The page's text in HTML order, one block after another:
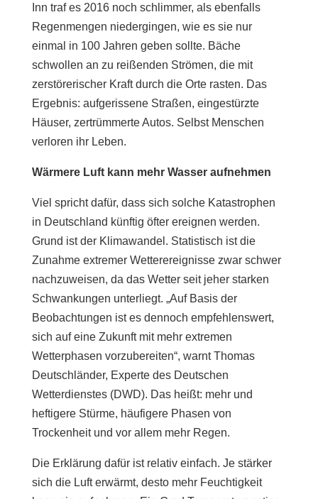
Inn traf es 2016 noch schlimmer, als ebenfalls
Regenmengen niedergingen, wie es sie nur
einmal in 100 Jahren geben sollte. Bäche
schwollen an zu reißenden Strömen, die mit
zerstörerischer Kraft durch die Orte rasten. Das
Ergebnis: aufgerissene Straßen, eingestürzte
Häuser, zertrümmerte Autos. Selbst Menschen
verloren ihr Leben.
Wärmere Luft kann mehr Wasser aufnehmen
Viel spricht dafür, dass sich solche Katastrophen
in Deutschland künftig öfter ereignen werden.
Grund ist der Klimawandel. Statistisch ist die
Zunahme extremer Wetterereignisse zwar schwer
nachzuweisen, da das Wetter seit jeher starken
Schwankungen unterliegt. „Auf Basis der
Beobachtungen ist es dennoch empfehlenswert,
sich auf eine Zukunft mit mehr extremen
Wetterphasen vorzubereiten“, warnt Thomas
Deutschländer, Experte des Deutschen
Wetterdienstes (DWD). Das heißt: mehr und
heftigere Stürme, häufigere Phasen von
Trockenheit und vor allem mehr Regen.
Die Erklärung dafür ist relativ einfach. Je stärker
sich die Luft erwärmt, desto mehr Feuchtigkeit